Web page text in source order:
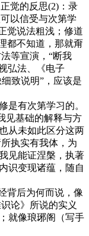
觉的反思(2)：录
以信受与次第学
觉说法粗浅；修道
都不知道，那就甭
等宣演，“断我
弘法、《电子
致说明”，应该是
是有次第学习的。
见基础的解释与方
从未如此区分这两
执实有我体，为
见能证涅槃，执著
识变现诸蕴，随自
背后为何而说，像
论》所说的实义
就像琅琊阁（写手